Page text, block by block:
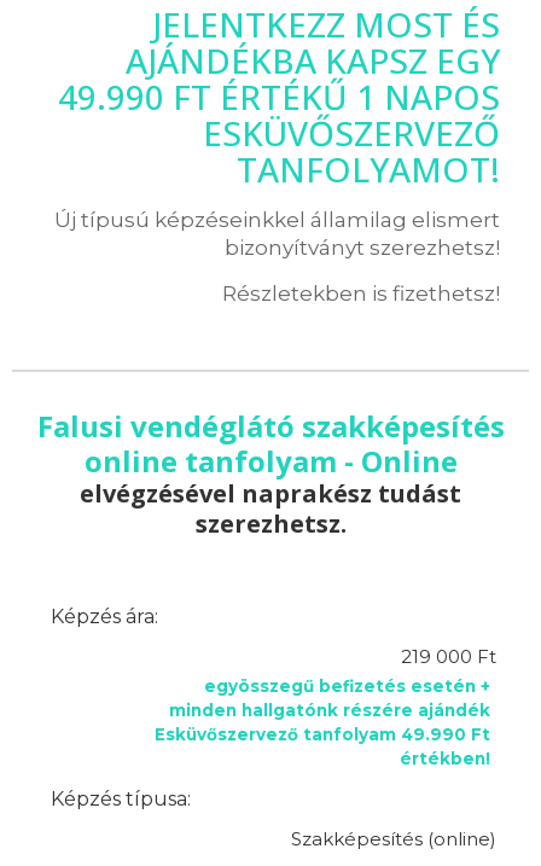
JELENTKEZZ MOST ÉS
AJÁNDÉKBA KAPSZ EGY
49.990 FT ÉRTÉKŰ 1 NAPOS
ESKÜVŐSZERVEZŐ
TANFOLYAMOT!
Új típusú képzéseinkkel államilag elismert
bizonyítványt szerezhetsz!
Részletekben is fizethetsz!
Falusi vendéglátó szakképesítés
online tanfolyam - Online
elvégzésével naprakész tudást
szerezhetsz.
Képzés ára:
219 000 Ft
egyösszegű befizetés esetén +
minden hallgatónk részére ajándék
Esküvőszervező tanfolyam 49.990 Ft
értékben!
Képzés típusa:
Szakképesítés (online)